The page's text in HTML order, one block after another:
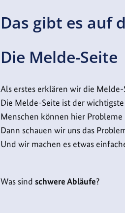
Das gibt es auf
Die Melde-Seite
Als erstes erklären wir die Melde-
Die Melde-Seite ist der
Menschen können hier
Dann schauen wir uns das
Und wir machen es etwas
Was sind schwere Abläufe?